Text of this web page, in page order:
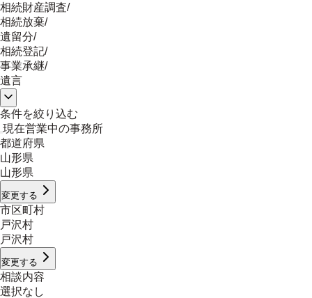
相続財産調査/
相続放棄/
遺留分/
相続登記/
事業承継/
遺言
条件を絞り込む
現在営業中の事務所
都道府県
山形県
山形県
変更する
市区町村
戸沢村
戸沢村
変更する
相談内容
選択なし